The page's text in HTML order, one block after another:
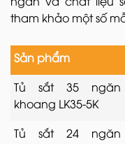
tham khảo một số
Sản phẩm
Tủ sắt 35
khoang LK35-5K
Tủ sắt 24